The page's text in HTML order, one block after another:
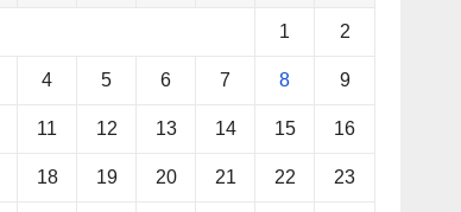
1 2
4 5 6 7 8 9
11 12 13 14 15 16
18 19 20 21 22 23